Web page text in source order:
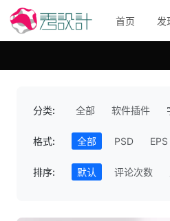
首页 发
分类: 全部 软件插件
格式: 全部 PSD EPS
排序: 默认 评论次数